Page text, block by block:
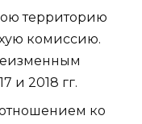
территорию
комиссию.
и 2018 гг.
ко